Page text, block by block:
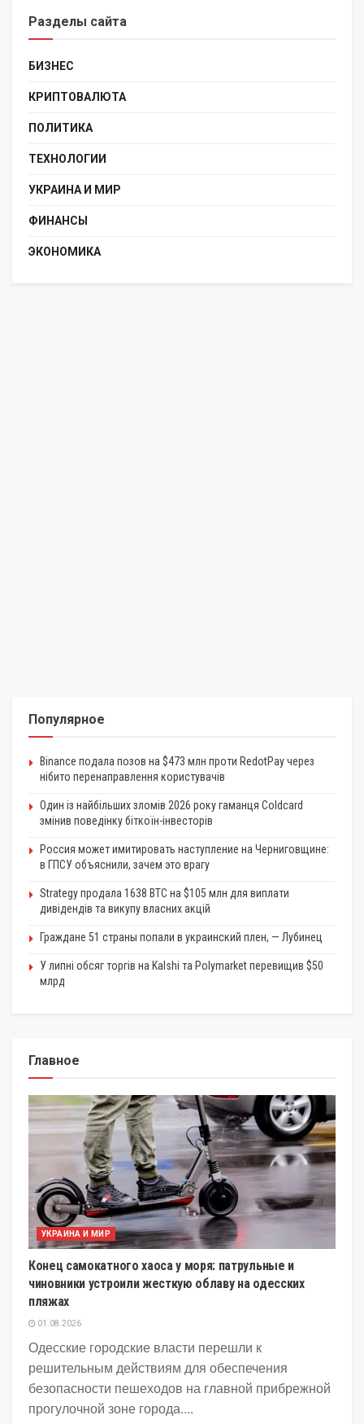
Разделы сайта
БИЗНЕС
КРИПТОВАЛЮТА
ПОЛИТИКА
ТЕХНОЛОГИИ
УКРАИНА И МИР
ФИНАНСЫ
ЭКОНОМИКА
Популярное
Binance подала позов на $473 млн проти RedotPay через
нібито перенаправлення користувачів
Один із найбільших зломів 2026 року гаманця Coldcard
змінив поведінку біткоїн-інвесторів
Россия может имитировать наступление на Черниговщине:
в ГПСУ объяснили, зачем это врагу
Strategy продала 1638 BTC на $105 млн для виплати
дивідендів та викупу власних акцій
Граждане 51 страны попали в украинский плен, — Лубинец
У липні обсяг торгів на Kalshi та Polymarket перевищив $50
млрд
Главное
УКРАИНА И МИР
Конец самокатного хаоса у моря: патрульные и
чиновники устроили жесткую облаву на одесских
пляжах
01.08.2026
Одесские городские власти перешли к
решительным действиям для обеспечения
безопасности пешеходов на главной прибрежной
прогулочной зоне города....